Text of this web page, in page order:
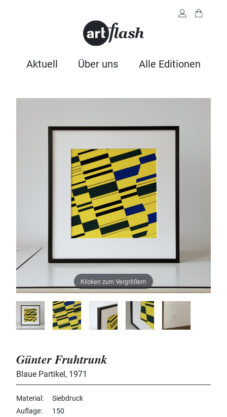
Aktuell Über uns Alle Editionen
Klicken zum Vergrößern
Günter Fruhtrunk
Blaue Partikel , 1971
Material
Siebdruck
Auflage
150